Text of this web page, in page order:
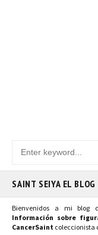
SAINT SEIYA EL
Bienvenidos a mi blog
Información sobre
CancerSaint coleccionista